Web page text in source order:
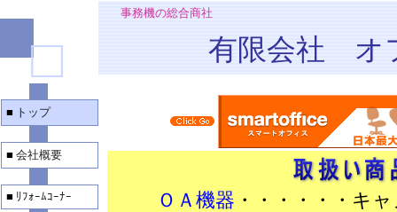
□
事務機の総合商社
有限会社 オ
■ トップ
■ 会社概要
■ ﾘﾌｫｰﾑｺｰﾅｰ ＯＡ機器 ・・・・・・キ